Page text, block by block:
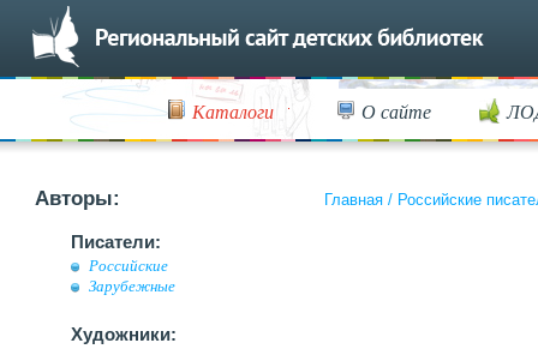
Каталоги О сайте
Авторы:
Писатели:
Российские
Зарубежные
Художники:
Главная / Российские